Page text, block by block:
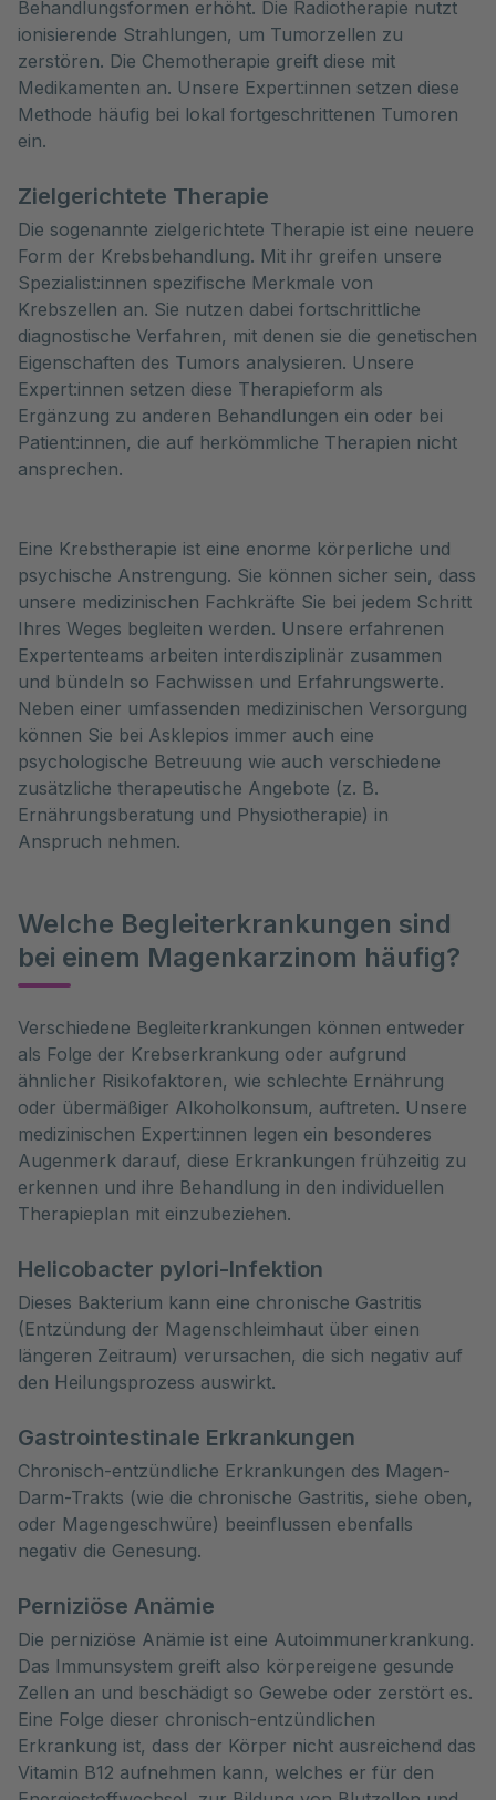
Behandlungsformen erhöht. Die Radiotherapie nutzt
ionisierende Strahlungen, um Tumorzellen zu
zerstören. Die Chemotherapie greift diese mit
Medikamenten an. Unsere Expert:innen setzen diese
Methode häufig bei lokal fortgeschrittenen Tumoren
ein.
Zielgerichtete Therapie
Die sogenannte zielgerichtete Therapie ist eine neuere
Form der Krebsbehandlung. Mit ihr greifen unsere
Spezialist:innen spezifische Merkmale von
Krebszellen an. Sie nutzen dabei fortschrittliche
diagnostische Verfahren, mit denen sie die genetischen
Eigenschaften des Tumors analysieren. Unsere
Expert:innen setzen diese Therapieform als
Ergänzung zu anderen Behandlungen ein oder bei
Patient:innen, die auf herkömmliche Therapien nicht
ansprechen.
Eine Krebstherapie ist eine enorme körperliche und
psychische Anstrengung. Sie können sicher sein, dass
unsere medizinischen Fachkräfte Sie bei jedem Schritt
Ihres Weges begleiten werden. Unsere erfahrenen
Expertenteams arbeiten interdisziplinär zusammen
und bündeln so Fachwissen und Erfahrungswerte.
Neben einer umfassenden medizinischen Versorgung
können Sie bei Asklepios immer auch eine
psychologische Betreuung wie auch verschiedene
zusätzliche therapeutische Angebote (z. B.
Ernährungsberatung und Physiotherapie) in
Anspruch nehmen.
Welche Begleiterkrankungen sind
bei einem Magenkarzinom häufig?
Verschiedene Begleiterkrankungen können entweder
als Folge der Krebserkrankung oder aufgrund
ähnlicher Risikofaktoren, wie schlechte Ernährung
oder übermäßiger Alkoholkonsum, auftreten. Unsere
medizinischen Expert:innen legen ein besonderes
Augenmerk darauf, diese Erkrankungen frühzeitig zu
erkennen und ihre Behandlung in den individuellen
Therapieplan mit einzubeziehen.
Helicobacter pylori-Infektion
Dieses Bakterium kann eine chronische Gastritis
(Entzündung der Magenschleimhaut über einen
längeren Zeitraum) verursachen, die sich negativ auf
den Heilungsprozess auswirkt.
Gastrointestinale Erkrankungen
Chronisch-entzündliche Erkrankungen des Magen-
Darm-Trakts (wie die chronische Gastritis, siehe oben,
oder Magengeschwüre) beeinflussen ebenfalls
negativ die Genesung.
Perniziöse Anämie
Die perniziöse Anämie ist eine Autoimmunerkrankung.
Das Immunsystem greift also körpereigene gesunde
Zellen an und beschädigt so Gewebe oder zerstört es.
Eine Folge dieser chronisch-entzündlichen
Erkrankung ist, dass der Körper nicht ausreichend das
Vitamin B12 aufnehmen kann, welches er für den